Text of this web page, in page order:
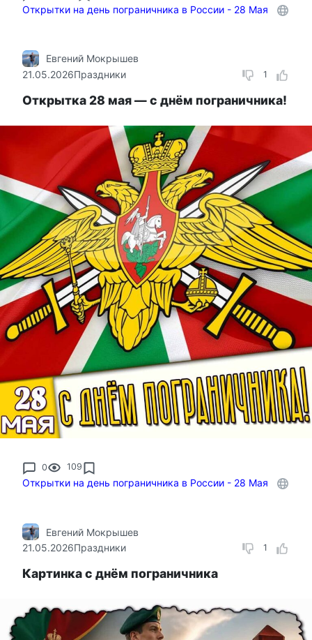
Открытки на день пограничника в России - 28 Мая
1
Евгений Мокрышев
21.05.2026Праздники
Открытка 28 мая — с днём пограничника!
0 109
Открытки на день пограничника в России - 28 Мая
1
Евгений Мокрышев
21.05.2026Праздники
Картинка с днём пограничника